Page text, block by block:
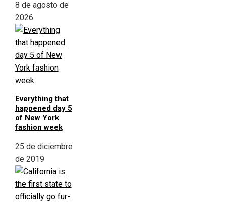
8 de agosto de
2026
Everything that
happened day 5
of New York
fashion week
25 de diciembre
de 2019